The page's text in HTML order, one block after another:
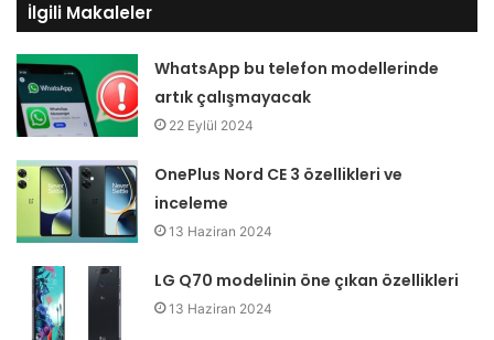
İlgili Makaleler
WhatsApp bu telefon modellerinde
artık çalışmayacak
22 Eylül 2024
OnePlus Nord CE 3 özellikleri ve
inceleme
13 Haziran 2024
LG Q70 modelinin öne çıkan özellikleri
13 Haziran 2024